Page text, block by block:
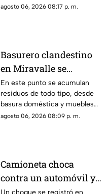
en la zona, algunas personas
agosto 06, 2026 08:17 p. m.
Basurero clandestino
en Miravalle se
convierte en un foco de
infección por
acumulación de
residuos.
En este punto se acumulan
residuos de todo tipo, desde
basura doméstica y muebles
viejos hasta animales muertos,
condiciones insalubres del
lugar.
agosto 06, 2026 08:09 p. m.
Camioneta choca
contra un automóvil y
termina sobre la